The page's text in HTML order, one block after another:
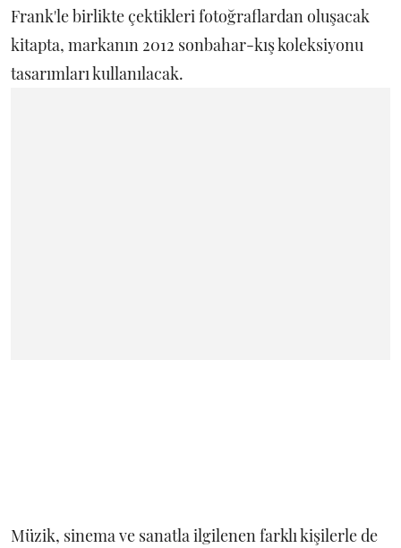
Frank'le birlikte çektikleri fotoğraflardan oluşacak
kitapta, markanın 2012 sonbahar-kış koleksiyonu
tasarımları kullanılacak.
Müzik, sinema ve sanatla ilgilenen farklı kişilerle de